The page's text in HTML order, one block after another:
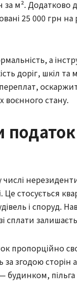
м². Додатково
25 000 грн на
а
доріг, шкіл
воєнного стану.
стосується
і споруд.
сплати
пропорційно
за згодою
пільга